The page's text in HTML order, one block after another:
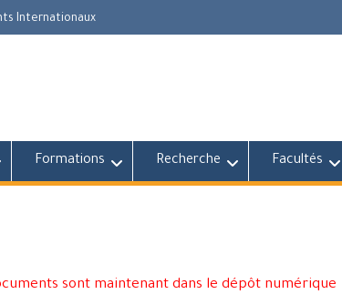
Internationaux
Formations Recherche Facultés
sont maintenant dans le dépôt numérique